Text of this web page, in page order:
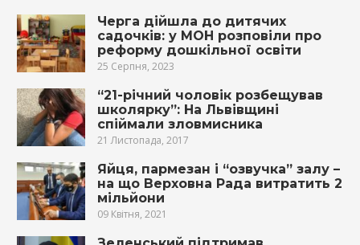
Черга дійшла до дитячих
садочків: у МОН розповіли про
реформу дошкільної освіти
25 Серпня, 2023
“21-річний чоловік розбещував
школярку”: На Львівщині
спіймали зловмисника
21 Листопада, 2017
Яйця, пармезан і “озвучка” залу –
на що Верховна Рада витратить 2
мільйони
09 Квітня, 2021